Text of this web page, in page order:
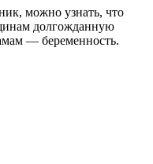
можно узнать, что
долгожданную
— беременность.